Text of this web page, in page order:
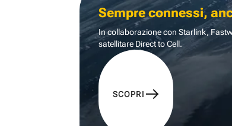
Sempre connessi,
In collaborazione con Starlink,
satellitare Direct to Cell.
SCOPRI